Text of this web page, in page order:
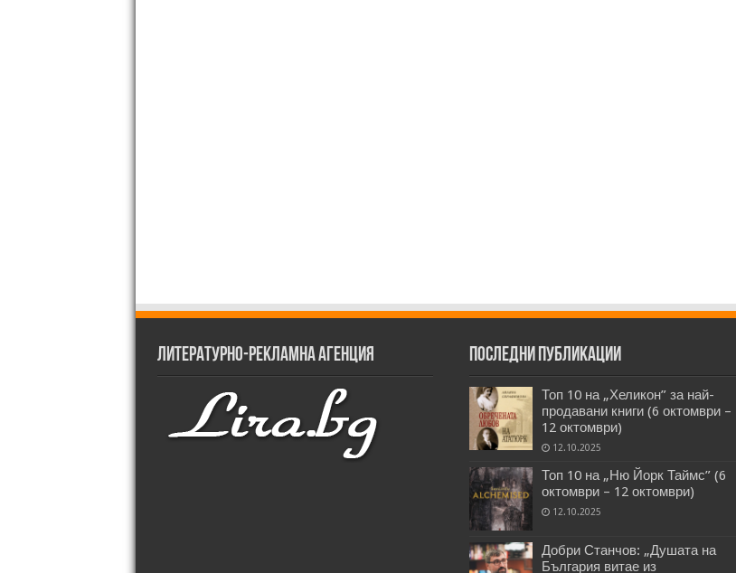
Литературно-рекламна агенция Последни публикации
Топ 10 на „Хеликон” за най-
продавани книги (6 октомври –
12 октомври)
12.10.2025
Топ 10 на „Ню Йорк Таймс” (6
октомври – 12 октомври)
12.10.2025
Добри Станчов: „Душата на
България витае из